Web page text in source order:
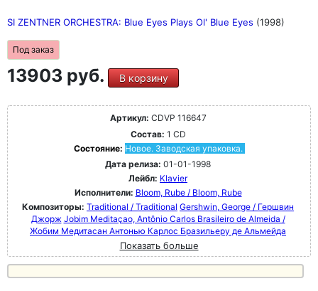
SI ZENTNER ORCHESTRA: Blue Eyes Plays Ol' Blue Eyes (1998)
Под заказ
13903 руб. В корзину
Артикул: CDVP 116647
Состав: 1 CD
Состояние: Новое. Заводская упаковка.
Дата релиза: 01-01-1998
Лейбл: Klavier
Исполнители: Bloom, Rube / Bloom, Rube
Композиторы: Traditional / Traditional Gershwin, George / Гершвин
Джорж Jobim Meditaçao, Antônio Carlos Brasileiro de Almeida /
Жобим Медитасан Антонью Карлос Бразильеру де Альмейда
Показать больше